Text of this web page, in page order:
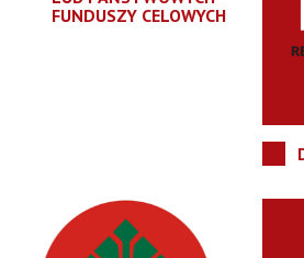
FUNDUSZY CELOWYCH